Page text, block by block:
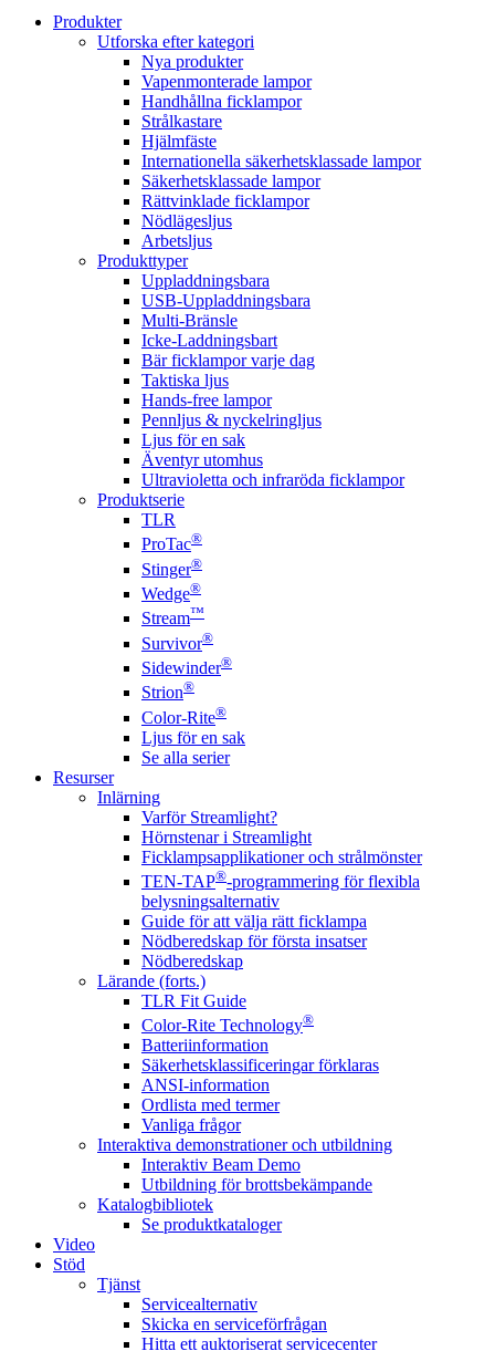
Produkter
Utforska efter kategori
Nya produkter
Vapenmonterade lampor
Handhållna ficklampor
Strålkastare
Hjälmfäste
Internationella säkerhetsklassade lampor
Säkerhetsklassade lampor
Rättvinklade ficklampor
Nödlägesljus
Arbetsljus
Produkttyper
Uppladdningsbara
USB-Uppladdningsbara
Multi-Bränsle
Icke-Laddningsbart
Bär ficklampor varje dag
Taktiska ljus
Hands-free lampor
Pennljus & nyckelringljus
Ljus för en sak
Äventyr utomhus
Ultravioletta och infraröda ficklampor
Produktserie
TLR
ProTac®
Stinger®
Wedge®
Stream™
Survivor®
Sidewinder®
Strion®
Color-Rite®
Ljus för en sak
Se alla serier
Resurser
Inlärning
Varför Streamlight?
Hörnstenar i Streamlight
Ficklampsapplikationer och strålmönster
TEN-TAP®-programmering för flexibla
belysningsalternativ
Guide för att välja rätt ficklampa
Nödberedskap för första insatser
Nödberedskap
Lärande (forts.)
TLR Fit Guide
Color-Rite Technology®
Batteriinformation
Säkerhetsklassificeringar förklaras
ANSI-information
Ordlista med termer
Vanliga frågor
Interaktiva demonstrationer och utbildning
Interaktiv Beam Demo
Utbildning för brottsbekämpande
Katalogbibliotek
Se produktkataloger
Video
Stöd
Tjänst
Servicealternativ
Skicka en serviceförfrågan
Hitta ett auktoriserat servicecenter